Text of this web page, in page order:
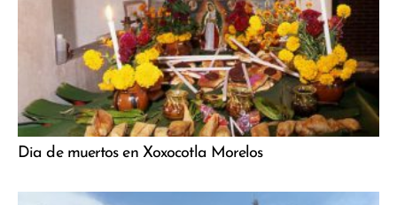
Dia de muertos en Xoxocotla Morelos